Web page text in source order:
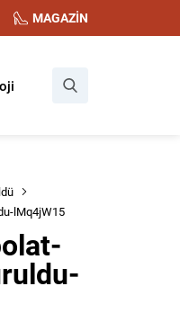
MAGAZİN
lMq4jW15